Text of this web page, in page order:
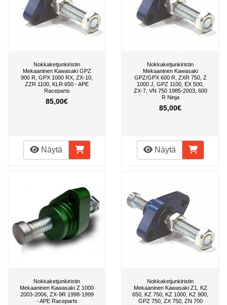
Nokkaketjunkiristin
Mekaaninen Kawasaki GPZ
900 R, GPX 1000 RX, ZX-10,
ZZR 1100, KLR 650 - APE
Raceparts
85,00€
Näytä
Nokkaketjunkiristin
Mekaaninen Kawasaki
GPZ/GPX 600 R, ZXR 750, Z
1000 J, GPZ 1100, EX 500,
ZX-7, VN 750 1985-2003, 600
R Ninja
85,00€
Näytä
Nokkaketjunkiristin
Mekaaninen Kawasaki Z 1000
2003-2006, ZX-9R 1998-1999
- APE Raceparts
Nokkaketjunkiristin
Mekaaninen Kawasaki Z1, KZ
650, KZ 750, KZ 1000, KZ 900,
GPZ 750, ZX 750, ZN 700